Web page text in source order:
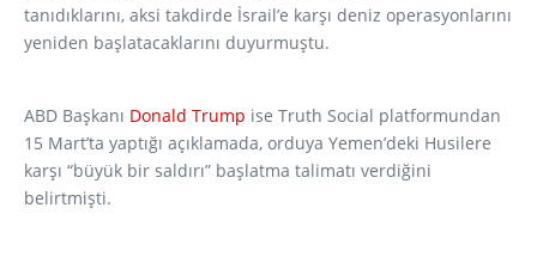
tanıdıklarını, aksi takdirde İsrail’e karşı deniz operasyonlarını
yeniden başlatacaklarını duyurmuştu.
ABD Başkanı Donald Trump ise Truth Social platformundan
15 Mart’ta yaptığı açıklamada, orduya Yemen’deki Husilere
karşı “büyük bir saldırı” başlatma talimatı verdiğini
belirtmişti.